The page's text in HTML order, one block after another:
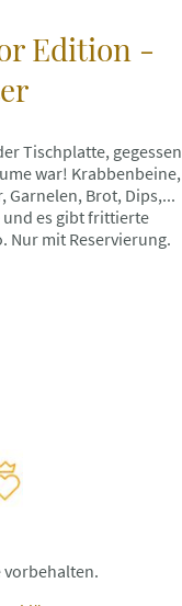
Edition -
Tischplatte, gegessen
war! Krabbenbeine,
Garnelen, Brot, Dips,...
und es gibt frittierte
Nur mit Reservierung.
vorbehalten.